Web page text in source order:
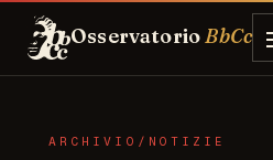
OsservatorioBbCc
ARCHIVIO/NOTIZIE